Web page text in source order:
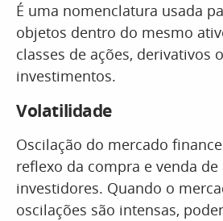
É uma nomenclatura usada
objetos dentro do mesmo
classes de ações, derivativos
investimentos.
Volatilidade
Oscilação do mercado
reflexo da compra e venda de
investidores. Quando o
oscilações são intensas,